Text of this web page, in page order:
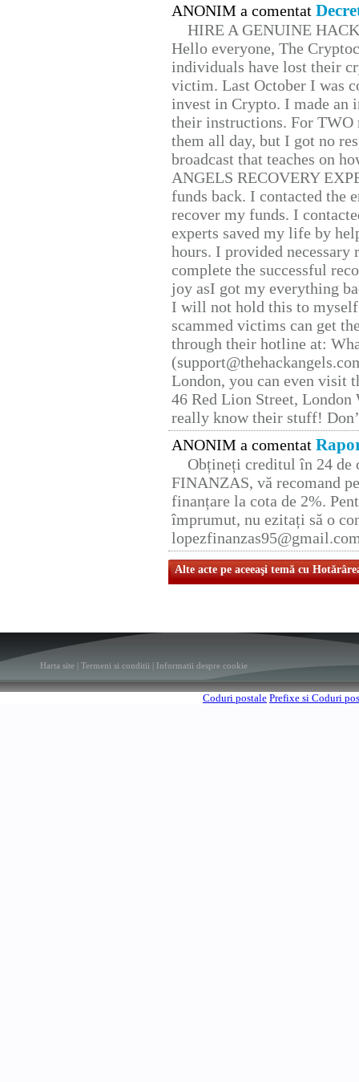
ANONIM a comentat
HIRE A GENUINE
Hello everyone, The
individuals have lost their
victim. Last October I was
invest in Crypto. I made
their instructions. For TWO
them all day, but I got no
broadcast that teaches on
ANGELS RECOVERY
funds back. I contacted the
recover my funds. I
experts saved my life by
hours. I provided
complete the successful
joy asI got my everything
I will not hold this to
scammed victims can get
through their hotline at:
London, you can even visit
46 Red Lion Street, London
really know their stuff!
ANONIM a comentat
Obțineți creditul în 24 de
FINANZAS, vă recomand
finanțare la cota de 2%.
împrumut, nu ezitați să o
Alte acte pe aceeaşi temă cu
Harta site Termeni si conditii Informatii despre cookie
Coduri postale Prefixe si Coduri